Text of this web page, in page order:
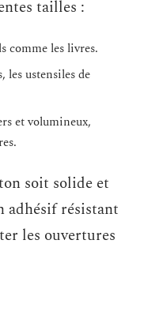
tailles :
comme les livres.
les ustensiles de
et volumineux,
soit solide et
adhésif résistant
les ouvertures